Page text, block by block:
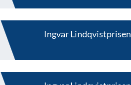
Ingvar Lindqvistprisen